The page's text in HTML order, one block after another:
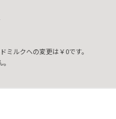
ミルクへの変更は￥0です。